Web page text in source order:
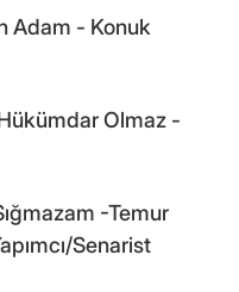
Adam - Konuk
Olmaz -
-Temur
Senarist